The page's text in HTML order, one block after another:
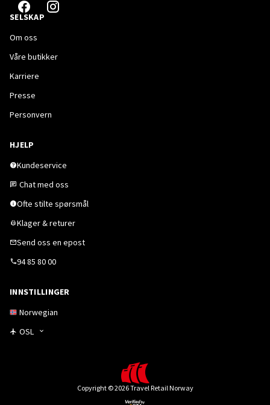
SELSKAP
Om oss
Våre butikker
Karriere
Presse
Personvern
HJELP
Kundeservice
Chat med oss
Ofte stilte spørsmål
Klager & returer
Send oss en epost
94 85 80 00
INNSTILLINGER
Norwegian
OSL
Copyright © 2026 Travel Retail Norway